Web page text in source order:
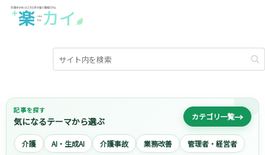
記事を探す
気になるテーマから選ぶ
介護 AI・生成AI 介護事故 業務改善 管理者・経営者
カテゴリ一覧→